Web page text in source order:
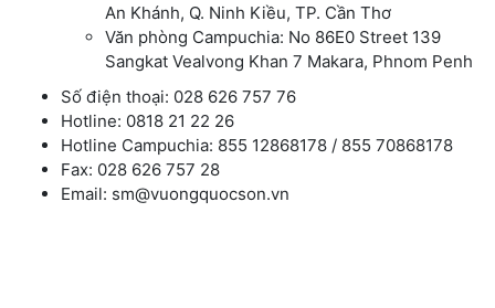
An Khánh, Q. Ninh Kiều, TP. Cần Thơ
Văn phòng Campuchia: No 86E0 Street 139
Sangkat Vealvong Khan 7 Makara, Phnom Penh
Số điện thoại: 028 626 757 76
Hotline: 0818 21 22 26
Hotline Campuchia: 855 12868178 / 855 70868178
Fax: 028 626 757 28
Email: sm@vuongquocson.vn